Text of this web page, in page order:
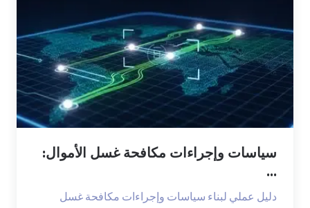
سياسات وإجراءات مكافحة غسل الأموال:
...
دليل عملي لبناء سياسات وإجراءات مكافحة غسل